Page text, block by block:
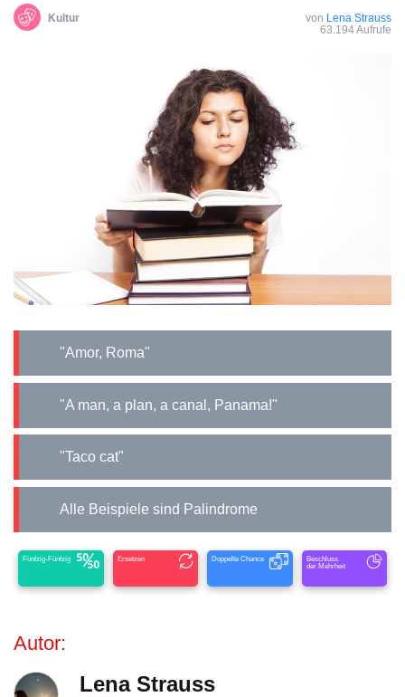
Kultur von Lena Strauss
63.194 Aufrufe
"Amor, Roma"
"A man, a plan, a canal, Panama!"
"Taco cat"
Alle Beispiele sind Palindrome
Fünfzig-Fünfzig Ersetzen Doppelte Chance
Beschluss
der Mehrheit
Autor:
Lena Strauss